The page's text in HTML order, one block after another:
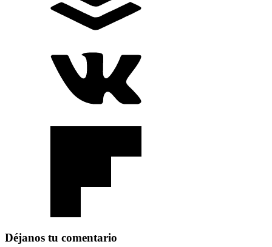
Déjanos tu comentario